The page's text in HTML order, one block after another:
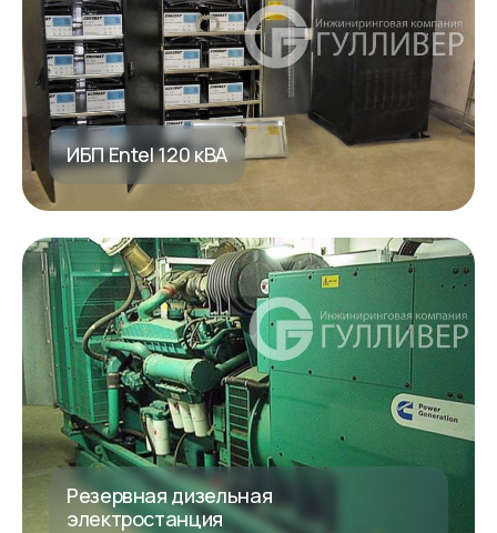
ИБП Entel 120 кВА
Резервная дизельная
электростанция